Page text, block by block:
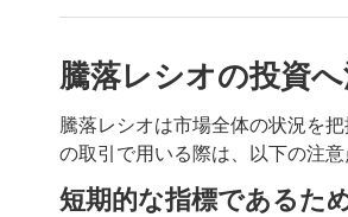
騰落レシオの投資
騰落レシオは市場全体の状況を
の取引で用いる際は、以下の注意
短期的な指標であるた